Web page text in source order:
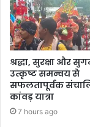
श्रद्धा, सुरक्षा और
उत्कृष्ट समन्वय से
सफलतापूर्वक
कांवड़ यात्रा
7 hours ago